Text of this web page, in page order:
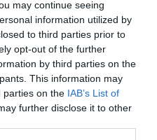
may continue seeing
information utilized by
to third parties prior to
opt-out of the further
by third parties on the
This information may
parties on the IAB’s List of
further disclose it to other